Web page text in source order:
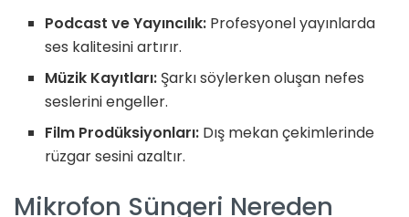
Podcast ve Yayıncılık: Profesyonel yayınlarda
ses kalitesini artırır.
Müzik Kayıtları: Şarkı söylerken oluşan nefes
seslerini engeller.
Film Prodüksiyonları: Dış mekan çekimlerinde
rüzgar sesini azaltır.
Mikrofon Süngeri Nereden